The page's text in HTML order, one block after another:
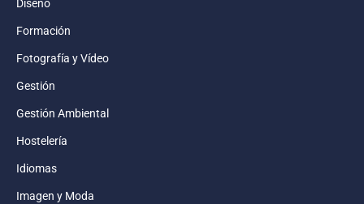
Diseño
Formación
Fotografía y Vídeo
Gestión
Gestión Ambiental
Hostelería
Idiomas
Imagen y Moda